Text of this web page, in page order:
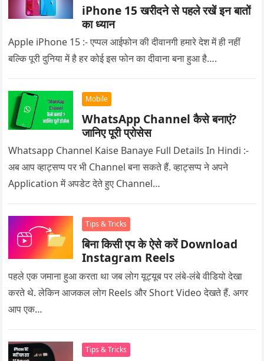
iPhone 15 खरीदने से पहले रखें इन बातों
का ध्यान
Apple iPhone 15 :- एप्पल आईफोन की दीवानगी हमारे देश में ही नहीं
बल्कि पूरी दुनिया में है हर कोई इस फोन का दीवाना बना हुआ है….
Mobile
WhatsApp Channel कैसे बनाएं?
जानिए पूरी प्रोसेस
Whatsapp Channel Kaise Banaye Full Details In Hindi :-
अब आप व्हाट्सप्प पर भी Channel बना सकते हैं. व्हाट्सप्प ने अपने
Application में अपडेट देते हुए Channel…
Tips & Tricks
बिना किसी एप के ऐसे करें Download
Instagram Reels
पहले एक जमाना हुआ करता था जब लोग यूट्यूब पर लंबे-लंबे वीडियो देखा
करते थे. लेकिन आजकल लोग Reels और Short Video देखते हैं. अगर
आप एक…
Tips & Tricks